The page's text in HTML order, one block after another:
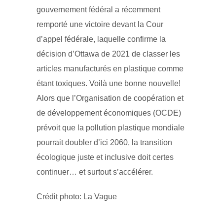
gouvernement fédéral a récemment
remporté une victoire devant la Cour
d’appel fédérale, laquelle confirme la
décision d’Ottawa de 2021 de classer les
articles manufacturés en plastique comme
étant toxiques. Voilà une bonne nouvelle!
Alors que l’Organisation de coopération et
de développement économiques (OCDE)
prévoit que la pollution plastique mondiale
pourrait doubler d’ici 2060, la transition
écologique juste et inclusive doit certes
continuer… et surtout s’accélérer.
Crédit photo: La Vague